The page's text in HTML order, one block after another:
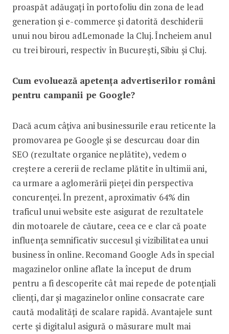
proaspăt adăugați în portofoliu din zona de lead
generation și e-commerce și datorită deschiderii
unui nou birou adLemonade la Cluj. Încheiem anul
cu trei birouri, respectiv în București, Sibiu și Cluj.
Cum evoluează apetența advertiserilor români
pentru campanii pe Google?
Dacă acum câțiva ani businessurile erau reticente la
promovarea pe Google și se descurcau doar din
SEO (rezultate organice neplătite), vedem o
creștere a cererii de reclame plătite în ultimii ani,
ca urmare a aglomerării pieței din perspectiva
concurenței. În prezent, aproximativ 64% din
traficul unui website este asigurat de rezultatele
din motoarele de căutare, ceea ce e clar că poate
influența semnificativ succesul și vizibilitatea unui
business în online. Recomand Google Ads în special
magazinelor online aflate la început de drum
pentru a fi descoperite cât mai repede de potențiali
clienți, dar și magazinelor online consacrate care
caută modalități de scalare rapidă. Avantajele sunt
certe și digitalul asigură o măsurare mult mai